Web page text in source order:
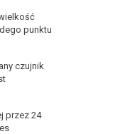
punktu
czujnik
przez 24